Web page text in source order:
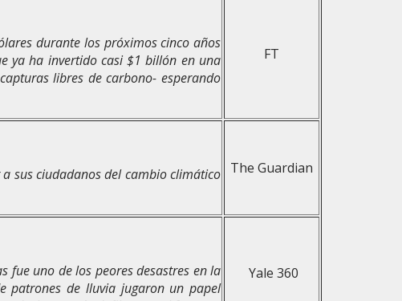
durante los próximos cinco años
ya ha invertido casi $1 billón en una
libres de carbono- esperando
FT
sus ciudadanos del cambio climático The Guardian
fue uno de los peores desastres en la
patrones de lluvia jugaron un papel
Yale 360